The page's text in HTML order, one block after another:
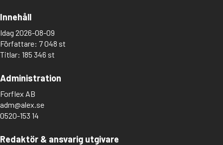
Innehåll
Idag 2026-08-09
Författare: 7 048 st
Titlar: 185 346 st
Administration
Forflex AB
adm@alex.se
0520-153 14
Redaktör & ansvarig utgivare